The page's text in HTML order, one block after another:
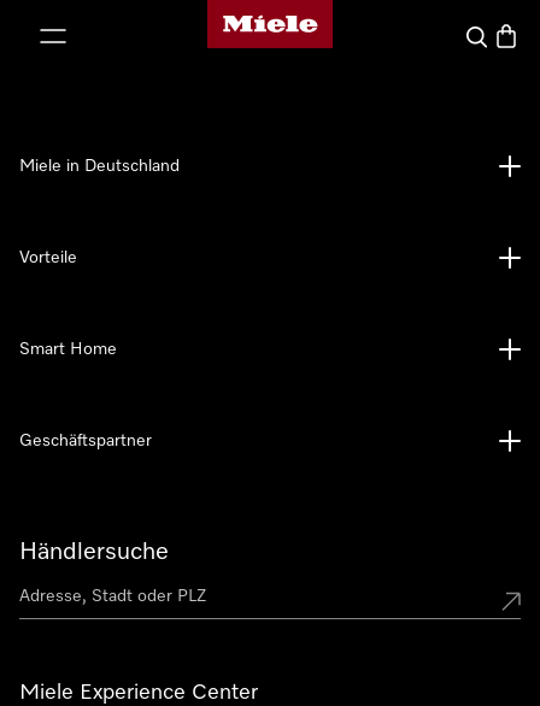
Miele-Homepage
Suche
Händlersuche
Miele Experience Center
Miele in Deutschland
Vorteile
Smart Home
Geschäftspartner